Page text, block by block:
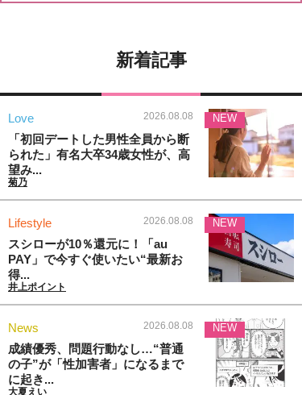
新着記事
Love 2026.08.08
「初回デートした男性全員から断
られた」有名大卒34歳女性が、高
望み...
菊乃
NEW
Lifestyle 2026.08.08
スシローが10％還元に！「au
PAY」で今すぐ使いたい“最新お
得...
井上ポイント
NEW
News 2026.08.08
成績優秀、問題行動なし…“普通
の子”が「性加害者」になるまで
に起き...
大夏えい
NEW